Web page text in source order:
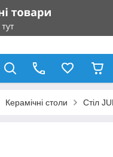
Керамічні столи Стіл